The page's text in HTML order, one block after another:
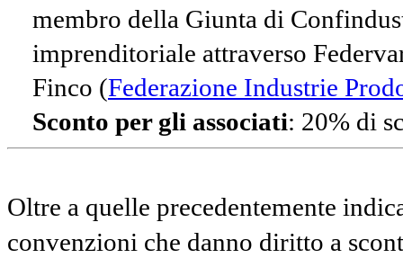
membro della Giunta di
imprenditoriale attraverso
Finco (Federazione Industrie
Sconto per gli associati: 20% di
Oltre a quelle precedentemente
convenzioni che danno diritto a